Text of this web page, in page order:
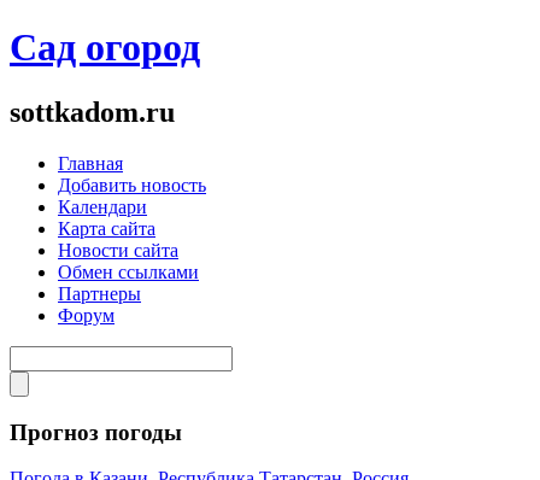
Сад огород
sottkadom.ru
Главная
Добавить новость
Календари
Карта сайта
Новости сайта
Обмен ссылками
Партнеры
Форум
Прогноз погоды